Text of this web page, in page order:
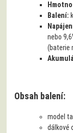
Balení:
nebo
(baterie
Obsah balení:
model
dálkové